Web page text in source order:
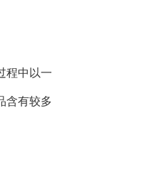
程中以一
含有较多